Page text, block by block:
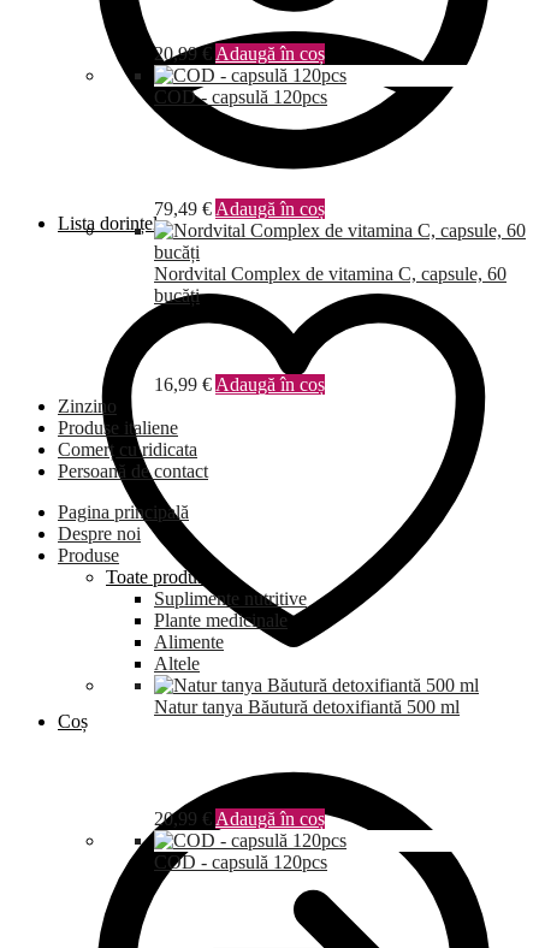
Lista dorințelor
Coș
20,99€ Adaugă în coș
COD - capsulă 120pcs
79,49 € Adaugă în coș
Nordvital Complex de vitamina C, capsule, 60
bucăți
16,99 € Adaugă în coș
Zinzino
Produse italiene
Comerț cu ridicata
Persoană de contact
Pagina principală
Despre noi
Produse
Toate produsele
Suplimente nutritive
Plante medicinale
Alimente
Altele
Natur tanya Băutură detoxifiantă 500 ml
20,99 € Adaugă în coș
COD - capsulă 120pcs